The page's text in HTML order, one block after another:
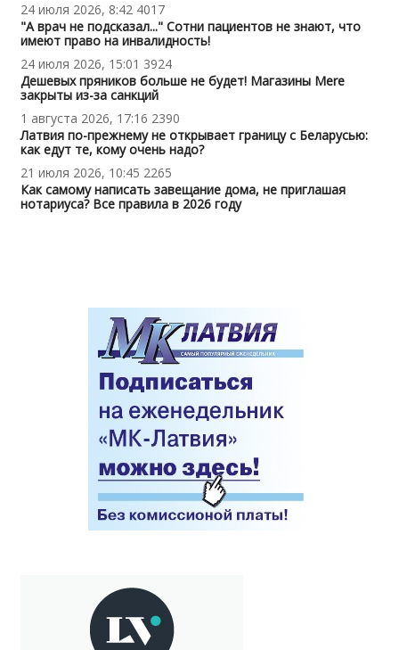
24 июля 2026, 8:42 4017
"А врач не подсказал..." Сотни пациентов не знают, что
имеют право на инвалидность!
24 июля 2026, 15:01 3924
Дешевых пряников больше не будет! Магазины Mere
закрыты из-за санкций
1 августа 2026, 17:16 2390
Латвия по-прежнему не открывает границу с Беларусью:
как едут те, кому очень надо?
21 июля 2026, 10:45 2265
Как самому написать завещание дома, не приглашая
нотариуса? Все правила в 2026 году